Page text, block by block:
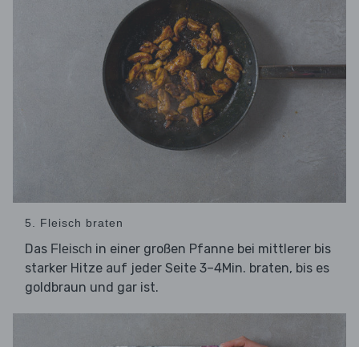
5. Fleisch braten
Das Fleisch in einer großen Pfanne bei mittlerer bis
starker Hitze auf jeder Seite 3–4Min. braten, bis es
goldbraun und gar ist.